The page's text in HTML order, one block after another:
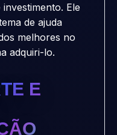
Ele
de ajuda
melhores no
adquiri-lo.
E